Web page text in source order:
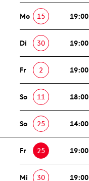
Mo 15 19:00
Di 30 19:00
Fr 2 19:00
So 11 18:00
So 25 14:00
Fr 25 19:00
Mi 30 19:00